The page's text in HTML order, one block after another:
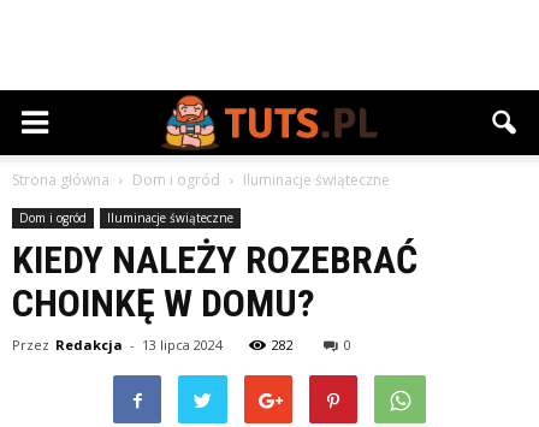
Strona główna Dom i ogród Iluminacje świąteczne
Dom i ogród Iluminacje świąteczne
KIEDY NALEŻY ROZEBRAĆ
CHOINKĘ W DOMU?
Przez Redakcja - 13 lipca 2024 282 0